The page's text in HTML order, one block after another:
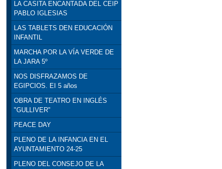
LA CASITA ENCANTADA DEL CEIP
PABLO IGLESIAS
LAS TABLETS DEN EDUCACIÓN
INFANTIL
MARCHA POR LA VÍA VERDE DE
LA JARA 5º
NOS DISFRAZAMOS DE
EGIPCIOS. EI 5 años
OBRA DE TEATRO EN INGLÉS
"GULLIVER"
PEACE DAY
PLENO DE LA INFANCIA EN EL
AYUNTAMIENTO 24-25
PLENO DEL CONSEJO DE LA